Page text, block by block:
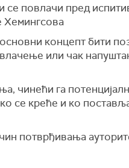
се повлачи пред
Хемингсова
концепт бити
или чак
чинећи га
се креће и ко
потврђивања